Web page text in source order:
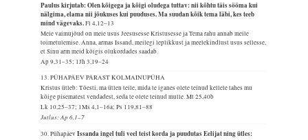
Paulus kirjutab: Olen kõigega ja kõigi oludega tuttav: nii kõhtu täis sööma kui
nälgima, elama nii jõukuses kui puuduses. Ma suudan kõik tema läbi, kes teeb
mind vägevaks.Fl 4,12–13
Meie vaimujõud on meie usus Jeesusesse Kristusesse ja Tema rahu annab meile
toimetulemise. Anna, armas Issand, meilegi leplikkust ja meelekindlust usus sellesse,
et Sinu arm meid kõigis olukordades saadab.
Ap 9,31–35; 1Jh 3,19–24
13. PÜHAPÄEV PÄRAST KOLMAINUPÜHA
Kristus ütleb: Tõesti, ma ütlen teile, mida te iganes olete teinud kellele tahes mu
kõige pisematest vendadest, seda te olete teinud mulle.Mt 25,40b
Lk 10,25–37; 1Ms 4,1–16a; Ps 119,81–88
Jutlus: Ap 6,1–7
30. PühapäevIssanda ingel tuli veel teist korda ja puudutas Eelijat ning ütles: